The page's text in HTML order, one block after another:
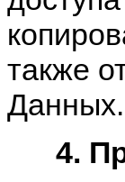
также
Данных.
4.